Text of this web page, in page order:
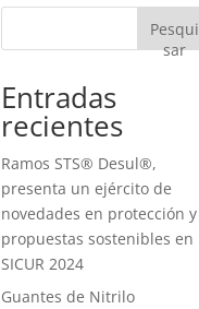
Pesqui
sar
Entradas
recientes
Ramos STS® Desul®,
presenta un ejército de
novedades en protección y
propuestas sostenibles en
SICUR 2024
Guantes de Nitrilo